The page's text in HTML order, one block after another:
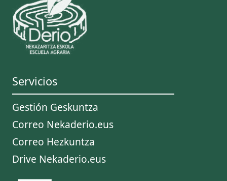
Servicios
Gestión Geskuntza
Correo Nekaderio.eus
Correo Hezkuntza
Drive Nekaderio.eus